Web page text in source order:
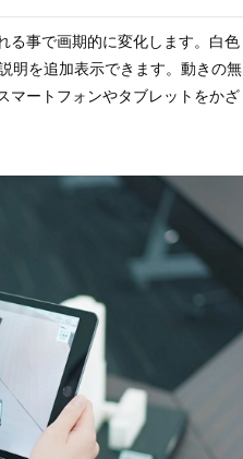
る事で画期的に変化します。白色
明を追加表示できます。動きの無
マートフォンやタブレットをかざ